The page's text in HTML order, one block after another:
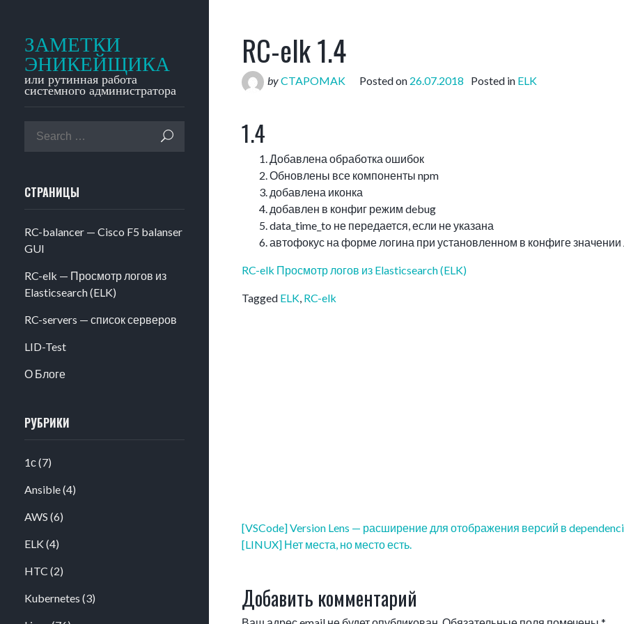
ЗАМЕТКИ
ЭНИКЕЙЩИКА
или рутинная работа
системного администратора
СТРАНИЦЫ
RC-balancer — Cisco F5 balanser
GUI
RC-elk — Просмотр логов из
Elasticsearch (ELK)
RC-servers — список серверов
LID-Test
О Блоге
РУБРИКИ
1с(7)
Ansible(4)
AWS (6)
ELK (4)
HTC (2)
Kubernetes (3)
RC-elk 1.4
byCTAPOMAK Posted on 26.07.2018 Posted in ELK
1.4
Добавлена обработка ошибок
Обновлены все компоненты npm
добавлена иконка
добавлен в конфиг режим debug
data_time_to не передается, если не указана
автофокус на форме логина при установленном в конфиге
RC-elk Просмотр логов из Elasticsearch (ELK)
Tagged ELK, RC-elk
Навигация
по
[VSCode] Version Lens — расширение для отображения версий в
[LINUX] Нет места, но место есть.
Добавить комментарий